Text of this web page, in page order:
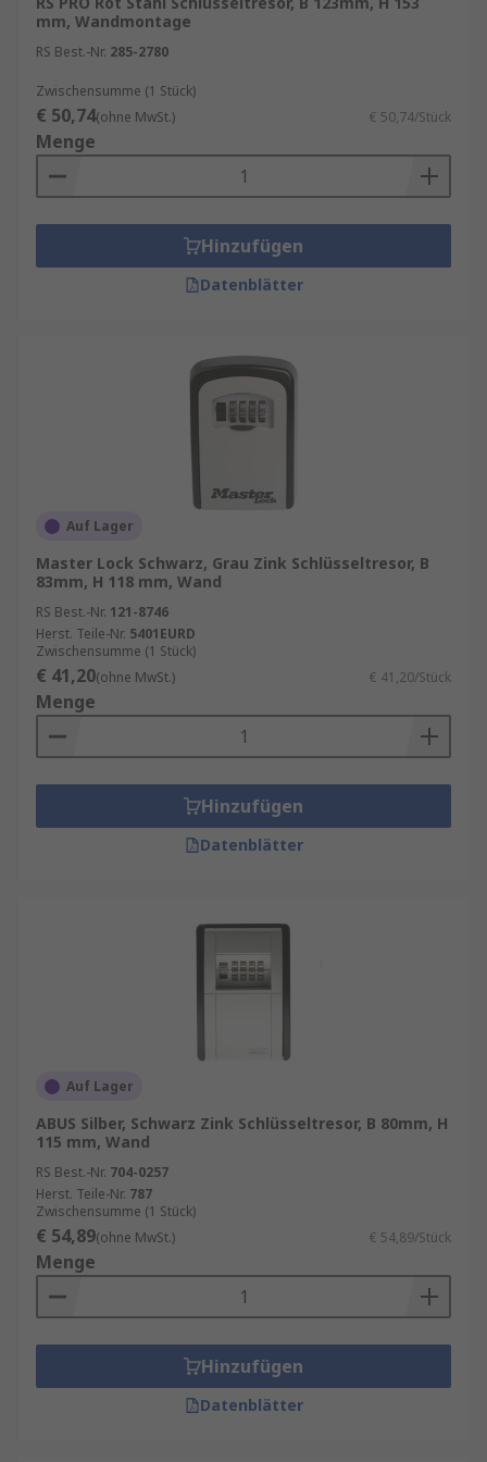
mm, Wandmontage
RS Best.-Nr. 285-2780
Zwischensumme (1 Stück)
€ 50,74(ohne MwSt.) € 50,74/Stück
Menge
Hinzufügen
Datenblätter
Auf Lager
Master Lock Schwarz, Grau Zink Schlüsseltresor, B
83mm, H 118 mm, Wand
RS Best.-Nr. 121-8746
Herst. Teile-Nr. 5401EURD
Zwischensumme (1 Stück)
€ 41,20(ohne MwSt.) € 41,20/Stück
Menge
Hinzufügen
Datenblätter
Auf Lager
ABUS Silber, Schwarz Zink Schlüsseltresor, B 80mm, H
115 mm, Wand
RS Best.-Nr. 704-0257
Herst. Teile-Nr. 787
Zwischensumme (1 Stück)
€ 54,89(ohne MwSt.) € 54,89/Stück
Menge
Hinzufügen
Datenblätter